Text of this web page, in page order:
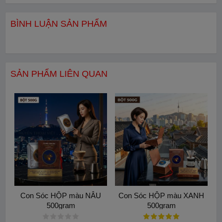
Cách sử dụng vô cùng đơn giản khi bạn chỉ cần ngâm một túi
lọc với khoảng 300 đến 350ml nước lạnh rồi ủ trong ngăn mát
tủ lạnh từ 18 đến 24 giờ. Để ly nước thêm phần bùng nổ hương
vị bạn có thể ngâm cùng vài lát cam vàng hoặc dứa tươi nhiệt
BÌNH LUẬN SẢN PHẨM
SẢN PHẨM LIÊN QUAN
Con Sóc HỘP màu NÂU
500gram
Con Sóc HỘP màu XANH
500gram